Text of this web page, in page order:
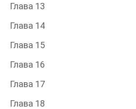
Глава 13
Глава 14
Глава 15
Глава 16
Глава 17
Глава 18